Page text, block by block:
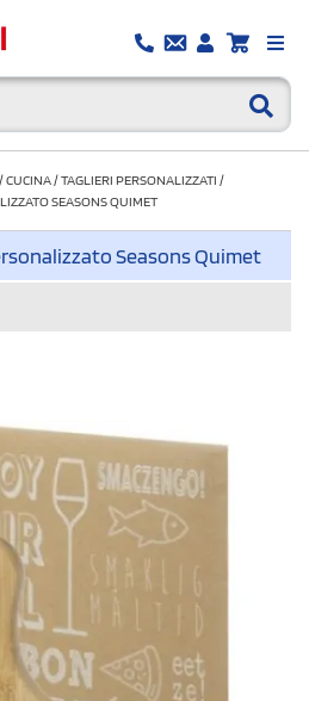
/CUCINA/TAGLIERI PERSONALIZZATI /
SEASONS QUIMET
Seasons Quimet